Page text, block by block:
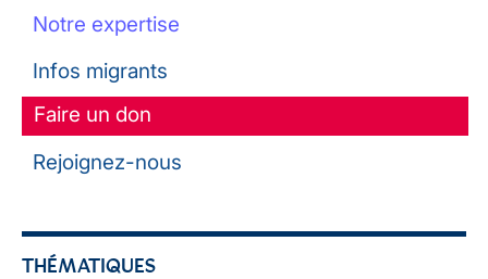
Notre expertise
Infos migrants
Faire un don
Rejoignez-nous
THÉMATIQUES